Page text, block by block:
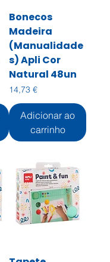
Bonecos
Madeira
(Manualidade
s) Apli Cor
Natural 48un
Preço
14,73 €
Adicionar ao
carrinho